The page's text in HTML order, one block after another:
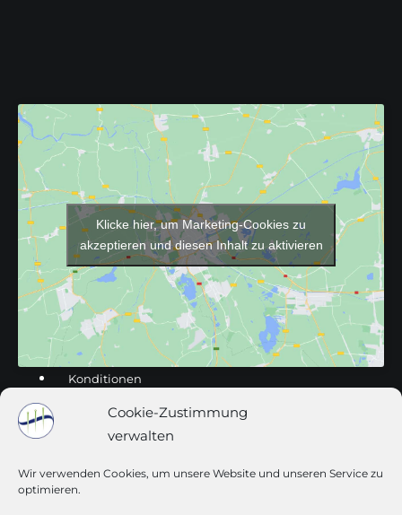
Cookie-Zustimmung
verwalten
Wir verwenden Cookies, um unsere Website und unseren Service zu
optimieren.
Klicke hier, um Marketing-Cookies zu
akzeptieren und diesen Inhalt zu aktivieren
Konditionen